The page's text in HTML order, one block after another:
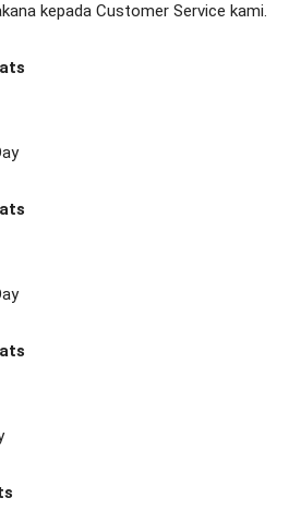
kepada Customer Service kami.